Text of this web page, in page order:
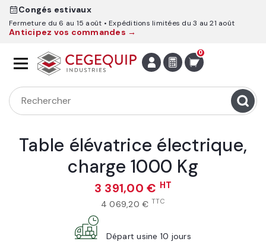
Congés estivaux
Fermeture du 6 au 15 août Expéditions limitées du 3 au 21 août
Anticipez vos commandes →
0
Table élévatrice électrique,
charge 1000 Kg
3 391,00 € HT
4 069,20 € TTC
Départ usine 10 jours